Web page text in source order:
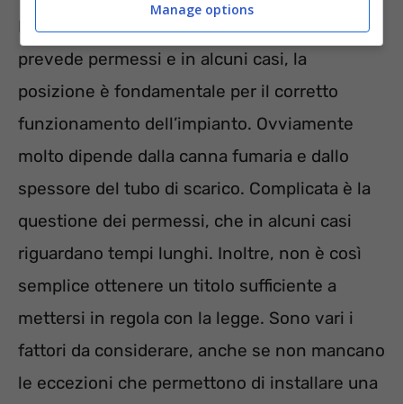
L’installazione della canna fumaria esterna
prevede permessi e in alcuni casi, la
posizione è fondamentale per il corretto
funzionamento dell’impianto. Ovviamente
molto dipende dalla canna fumaria e dallo
spessore del tubo di scarico. Complicata è la
questione dei permessi, che in alcuni casi
riguardano tempi lunghi. Inoltre, non è così
semplice ottenere un titolo sufficiente a
mettersi in regola con la legge. Sono vari i
fattori da considerare, anche se non mancano
le eccezioni che permettono di installare una
Manage options